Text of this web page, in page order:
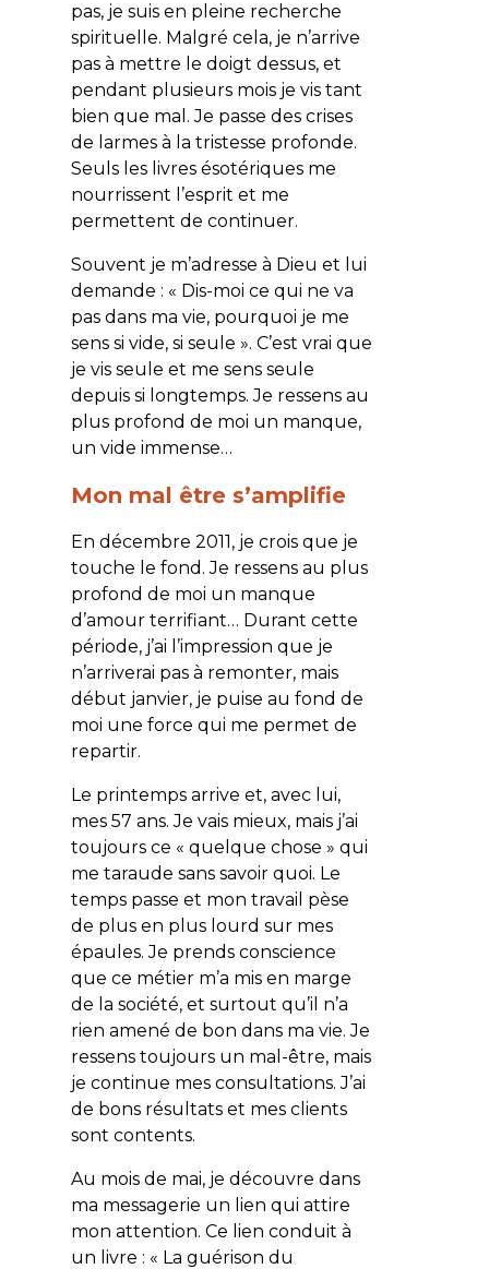
pas, je suis en pleine recherche
spirituelle. Malgré cela, je n’arrive
pas à mettre le doigt dessus, et
pendant plusieurs mois je vis tant
bien que mal. Je passe des crises
de larmes à la tristesse profonde.
Seuls les livres ésotériques me
nourrissent l’esprit et me
permettent de continuer.
Souvent je m’adresse à Dieu et lui
demande : « Dis-moi ce qui ne va
pas dans ma vie, pourquoi je me
sens si vide, si seule ». C’est vrai que
je vis seule et me sens seule
depuis si longtemps. Je ressens au
plus profond de moi un manque,
un vide immense…
Mon mal être s’amplifie
En décembre 2011, je crois que je
touche le fond. Je ressens au plus
profond de moi un manque
d’amour terrifiant… Durant cette
période, j’ai l’impression que je
n’arriverai pas à remonter, mais
début janvier, je puise au fond de
moi une force qui me permet de
repartir.
Le printemps arrive et, avec lui,
mes 57 ans. Je vais mieux, mais j’ai
toujours ce « quelque chose » qui
me taraude sans savoir quoi. Le
temps passe et mon travail pèse
de plus en plus lourd sur mes
épaules. Je prends conscience
que ce métier m’a mis en marge
de la société, et surtout qu’il n’a
rien amené de bon dans ma vie. Je
ressens toujours un mal-être, mais
je continue mes consultations. J’ai
de bons résultats et mes clients
sont contents.
Au mois de mai, je découvre dans
ma messagerie un lien qui attire
mon attention. Ce lien conduit à
un livre : « La guérison du